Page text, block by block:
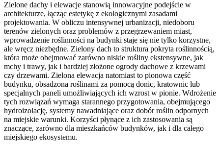
Zielone dachy i elewacje stanowią innowacyjne podejście w
architekturze, łącząc estetykę z ekologicznymi zasadami
projektowania. W obliczu intensywnej urbanizacji, niedoboru
terenów zielonych oraz problemów z przegrzewaniem miast,
wprowadzenie roślinności na budynki staje się nie tylko korzystne,
ale wręcz niezbędne. Zielony dach to struktura pokryta roślinnością,
która może obejmować zarówno niskie rośliny ekstensywne, jak
mchy i trawy, jak i bardziej złożone ogrody dachowe z krzewami
czy drzewami. Zielona elewacja natomiast to pionowa część
budynku, obsadzona roślinami za pomocą donic, kratownic lub
specjalnych paneli umożliwiających ich wzrost w pionie. Wdrożenie
tych rozwiązań wymaga starannego przygotowania, obejmującego
hydroizolację, systemy nawadniające oraz dobór roślin odpornych
na miejskie warunki. Korzyści płynące z ich zastosowania są
znaczące, zarówno dla mieszkańców budynków, jak i dla całego
miejskiego ekosystemu.